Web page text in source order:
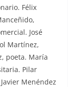
Félix
José
Martínez,
poeta. María
Pilar
Menéndez